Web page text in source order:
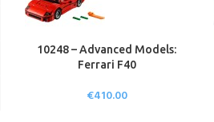
10248 – Advanced Models:
Ferrari F40
€410.00